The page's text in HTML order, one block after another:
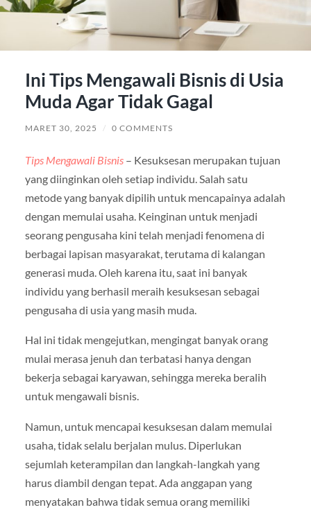
Ini Tips Mengawali Bisnis di Usia
Muda Agar Tidak Gagal
MARET 30, 2025 / 0 COMMENTS
Tips Mengawali Bisnis– Kesuksesan merupakan tujuan
yang diinginkan oleh setiap individu. Salah satu
metode yang banyak dipilih untuk mencapainya adalah
dengan memulai usaha. Keinginan untuk menjadi
seorang pengusaha kini telah menjadi fenomena di
berbagai lapisan masyarakat, terutama di kalangan
generasi muda. Oleh karena itu, saat ini banyak
individu yang berhasil meraih kesuksesan sebagai
pengusaha di usia yang masih muda.
Hal ini tidak mengejutkan, mengingat banyak orang
mulai merasa jenuh dan terbatasi hanya dengan
bekerja sebagai karyawan, sehingga mereka beralih
untuk mengawali bisnis.
Namun, untuk mencapai kesuksesan dalam memulai
usaha, tidak selalu berjalan mulus. Diperlukan
sejumlah keterampilan dan langkah-langkah yang
harus diambil dengan tepat. Ada anggapan yang
menyatakan bahwa tidak semua orang memiliki